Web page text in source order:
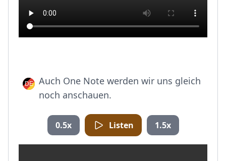
Auch One Note werden wir uns gleich
noch anschauen.
0.5x Listen 1.5x